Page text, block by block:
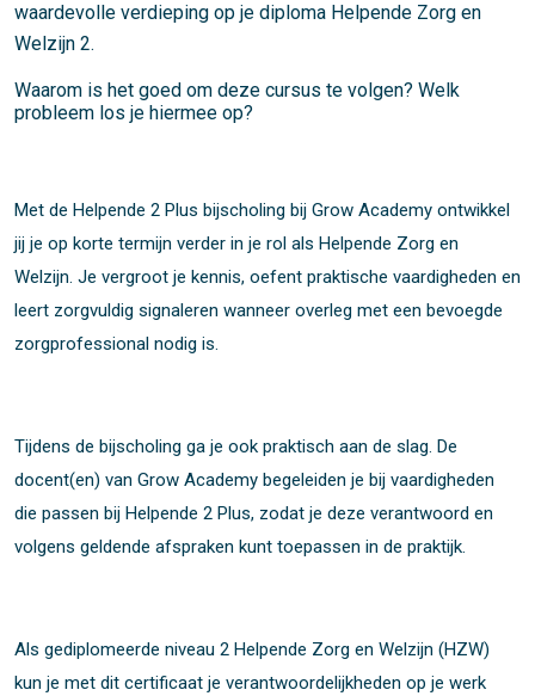
waardevolle verdieping op je diploma Helpende Zorg en
Welzijn 2.
Waarom is het goed om deze cursus te volgen? Welk
probleem los je hiermee op?
Met de Helpende 2 Plus bijscholing bij Grow Academy ontwikkel
jij je op korte termijn verder in je rol als Helpende Zorg en
Welzijn. Je vergroot je kennis, oefent praktische vaardigheden en
leert zorgvuldig signaleren wanneer overleg met een bevoegde
zorgprofessional nodig is.
Tijdens de bijscholing ga je ook praktisch aan de slag. De
docent(en) van Grow Academy begeleiden je bij vaardigheden
die passen bij Helpende 2 Plus, zodat je deze verantwoord en
volgens geldende afspraken kunt toepassen in de praktijk.
Als gediplomeerde niveau 2 Helpende Zorg en Welzijn (HZW)
kun je met dit certificaat je verantwoordelijkheden op je werk